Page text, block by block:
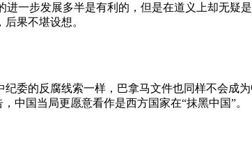
一步发展多半是有利的，但是在道义上却无疑
果不堪设想。
委的反腐线索一样，巴拿马文件也同样不会成
中国当局更愿意看作是西方国家在“抹黑中国”。